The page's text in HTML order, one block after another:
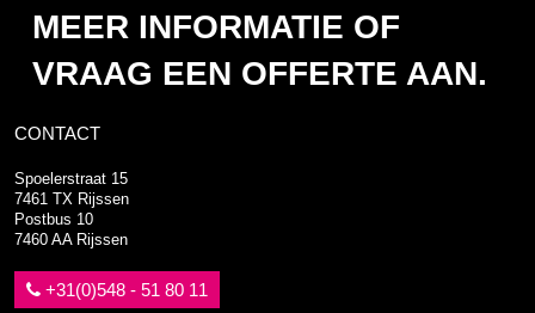
MEER INFORMATIE OF
VRAAG EEN OFFERTE AAN.
CONTACT
Spoelerstraat 15
7461 TX Rijssen
Postbus 10
7460 AA Rijssen
+31(0)548 - 51 80 11